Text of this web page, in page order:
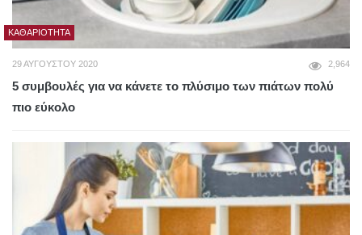
ΚΑΘΑΡΙΌΤΗΤΑ
29 ΑΥΓΟΎΣΤΟΥ 2020 2,964
5 συμβουλές για να κάνετε το πλύσιμο των πιάτων πολύ
πιο εύκολο